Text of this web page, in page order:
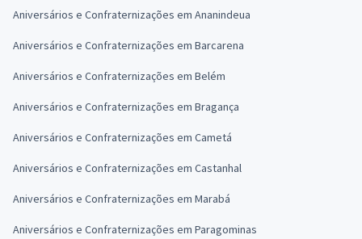
Aniversários e Confraternizações em Ananindeua
Aniversários e Confraternizações em Barcarena
Aniversários e Confraternizações em Belém
Aniversários e Confraternizações em Bragança
Aniversários e Confraternizações em Cametá
Aniversários e Confraternizações em Castanhal
Aniversários e Confraternizações em Marabá
Aniversários e Confraternizações em Paragominas